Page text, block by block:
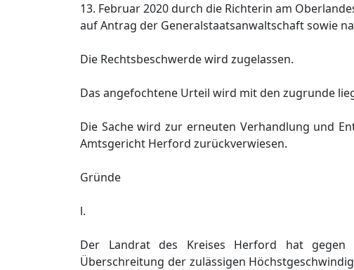
13. Februar 2020 durch die Richterin am
auf Antrag der Generalstaatsanwaltschaft sowie
Die Rechtsbeschwerde wird zugelassen.
Das angefochtene Urteil wird mit den zugrunde
Die Sache wird zur erneuten Verhandlung und
Amtsgericht Herford zurückverwiesen.
Gründe
l.
Der Landrat des Kreises Herford hat gegen
Überschreitung der zulässigen